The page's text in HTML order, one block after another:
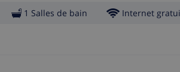
1 Salles de bain Internet